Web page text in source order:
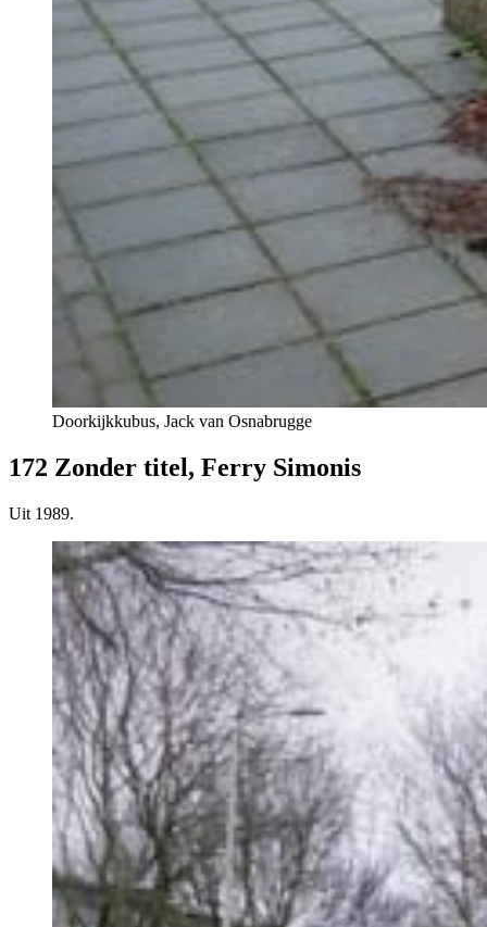
Doorkijkkubus, Jack van Osnabrugge
172 Zonder titel, Ferry Simonis
Uit 1989.